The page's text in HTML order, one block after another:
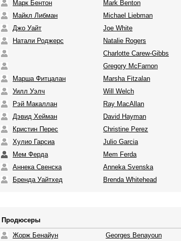
Марк Бентон
Mark Benton
Майкл Либман
Michael Liebman
Джо Уайт
Joe White
Натали Роджерс
Natalie Rogers
Charlotte Carew-Gibbs
Gregory McFarnon
Марша Фитцалан
Marsha Fitzalan
Уилл Уэлч
Will Welch
Рэй Макаллан
Ray MacAllan
Дэвид Хейман
David Hayman
Кристин Перес
Christine Perez
Хулио Гарсиа
Julio Garcia
Мем Ферда
Mem Ferda
Аннека Свенска
Anneka Svenska
Бренда Уайтхед
Brenda Whitehead
Продюсеры
Жорж Бенайун
Georges Benayoun